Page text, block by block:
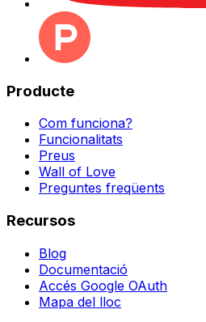
Producte
Com funciona?
Funcionalitats
Preus
Wall of Love
Preguntes freqüents
Recursos
Blog
Documentació
Accés Google OAuth
Mapa del lloc